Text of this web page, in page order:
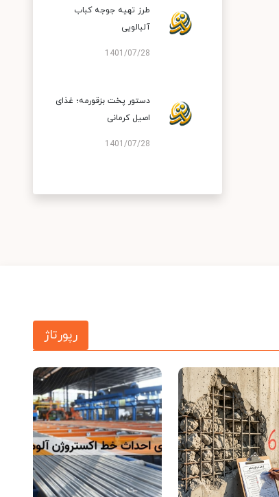
طرز تهیه جوجه کباب
آلبالویی
1401/07/28
دستور پخت بزقورمه؛ غذای
اصیل کرمانی
1401/07/28
رپورتاژ